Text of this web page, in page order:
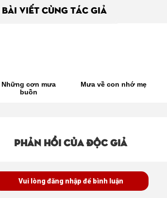
BÀI VIẾT CÙNG TÁC GIẢ
Những cơn mưa
buồn
Mưa về con nhớ mẹ
Phản hồi của độc giả
Vui lòng đăng nhập để bình luận